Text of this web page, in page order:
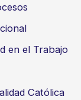
en el Trabajo
Católica